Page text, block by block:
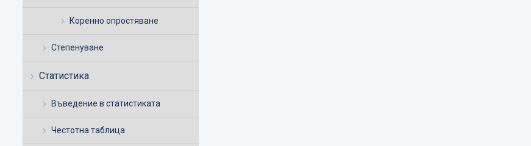
Коренно опростяване
Степенуване
Статистика
Въведение в статистиката
Честотна таблица